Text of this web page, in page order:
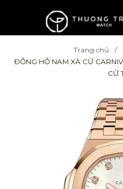
Trang chủ
ĐỒNG HỒ NAM XÀ CỪ
CỪ